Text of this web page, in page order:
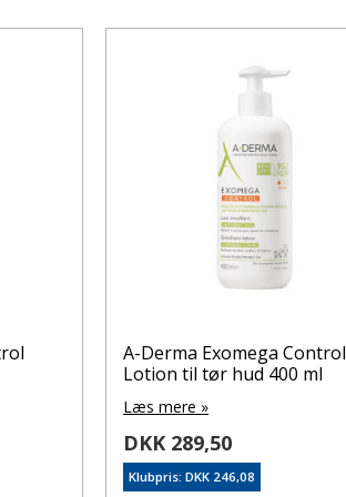
A-Derma Exomega Control
Lotion til tør hud 400 ml
Læs mere »
DKK 289,50
Klubpris: DKK 246,08